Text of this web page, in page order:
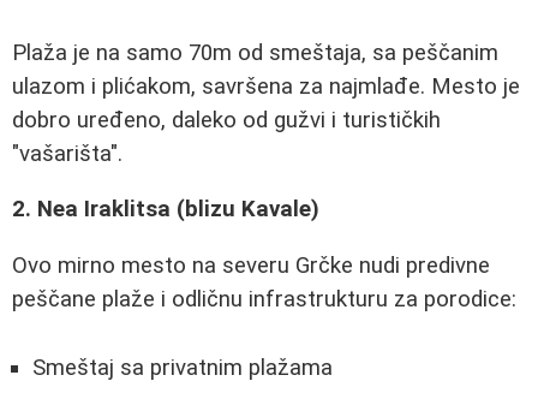
Plaža je na samo 70m od smeštaja, sa peščanim
ulazom i plićakom, savršena za najmlađe. Mesto je
dobro uređeno, daleko od gužvi i turističkih
"vašarišta".
2. Nea Iraklitsa (blizu Kavale)
Ovo mirno mesto na severu Grčke nudi predivne
peščane plaže i odličnu infrastrukturu za porodice:
Smeštaj sa privatnim plažama